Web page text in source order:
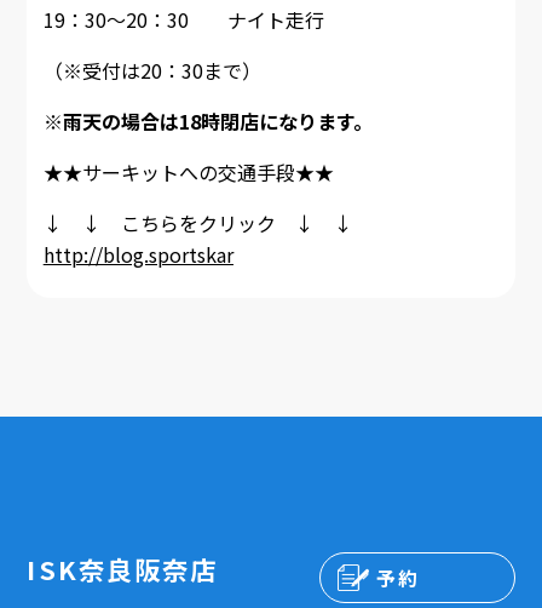
19：30～20：30 ナイト走行
（※受付は20：30まで）
※雨天の場合は18時閉店になります。
★★サーキットへの交通手段★★
↓ ↓ こちらをクリック ↓ ↓
http://blog.sportskar
ISK奈良阪奈店 予約